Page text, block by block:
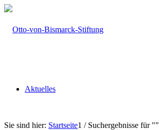
Aktuelles
Sie sind hier: Startseite1 / Suchergebnisse für ""